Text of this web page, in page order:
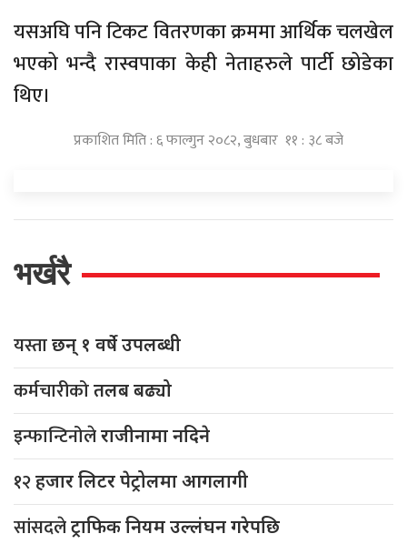
यसअघि पनि टिकट वितरणका क्रममा आर्थिक चलखेल
भएको भन्दै रास्वपाका केही नेताहरुले पार्टी छोडेका
थिए।
प्रकाशित मिति : ६ फाल्गुन २०८२, बुधबार ११ : ३८ बजे
भर्खरै
यस्ताछन् १ वर्षे उपलब्धी
कर्मचारीकोतलब बढ्यो
इन्फान्टिनोलेराजीनामा नदिने
१२हजार लिटर पेट्रोलमा आगलागी
सांसदलेट्राफिक नियम उल्लंघन गरेपछि